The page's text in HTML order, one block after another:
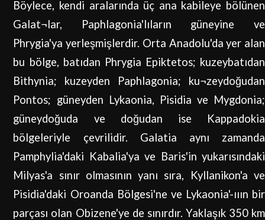
Böylece, kendi aralarında üç ana kabileye bölünen
Galat¬lar, Paphlagonia'lıların güneyine ve
Phrygia'ya yerleşmişlerdir. Orta Anadolu'da yer alan
bu bölge, batıdan Phrygia Epiktetos; kuzeybatıdan
Bithynia; kuzeyden Paphlagonia; ku¬zeydoğudan
Pontos; güneyden Lykaonia, Pisidia ve Mygdonia;
güneydoğuda ve doğudan ise Kappadokia
bölgeleriyle çevrilidir. Galatia aynı zamanda
Pamphylia'daki Kabalia'ya ve Baris'in yukarısındaki
Milyas'a sınır olmasının yanı sıra, Kyllanikon'a ve
Pisidia'daki Oroanda Bölgesi'ne ve Lykaonia'-ııın bir
parçası olan Obizene'ye de sınırdır. Yaklaşık 350 km